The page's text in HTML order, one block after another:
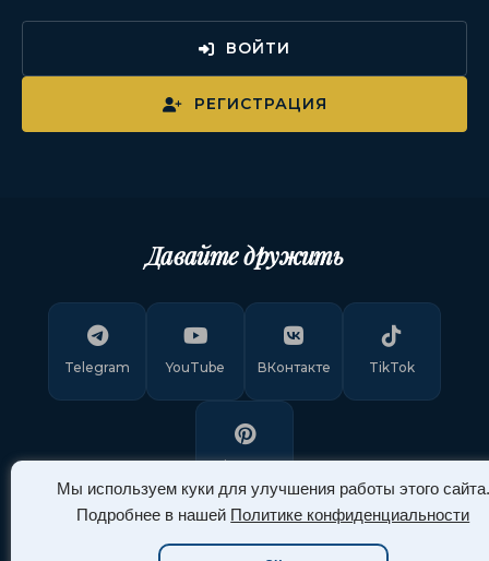
Мы используем куки для улучшения работы этого сайта.
Подробнее в нашей Политике конфиденциальности
ВОЙТИ
РЕГИСТРАЦИЯ
Давайте дружить
Telegram YouTube ВКонтакте TikTok
Pinterest